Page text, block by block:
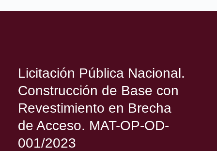
Licitación Pública Nacional.
Construcción de Base con
Revestimiento en Brecha
de Acceso. MAT-OP-OD-
001/2023